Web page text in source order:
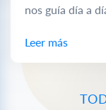
nos guía día a
Leer más